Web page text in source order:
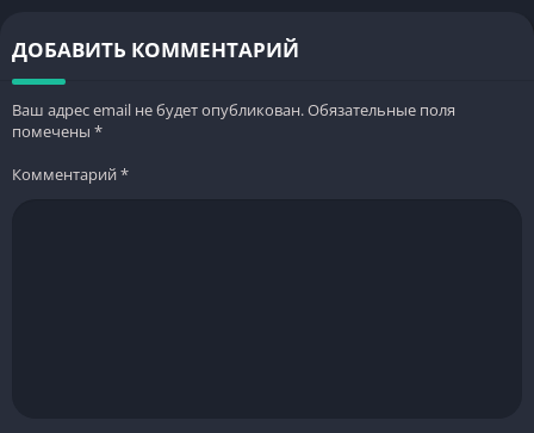
ДОБАВИТЬ КОММЕНТАРИЙ
Ваш адрес email не будет опубликован.Обязательные поля
помечены *
Комментарий*